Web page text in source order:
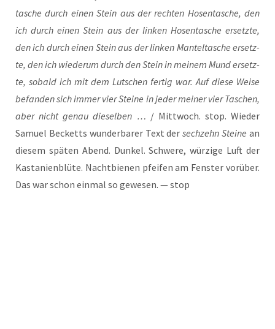
ta­sche durch einen Stein aus der rech­ten Hosen­ta­sche, den
ich durch einen Stein aus der lin­ken Hosen­ta­sche ersetz­te,
den ich durch einen Stein aus der lin­ken Man­tel­ta­sche ersetz­
te, den ich wie­der­um durch den Stein in mei­nem Mund ersetz­
te, sobald ich mit dem Lut­schen fer­tig war. Auf die­se Wei­se
befan­den sich immer vier Stei­ne in jeder mei­ner vier Taschen,
aber nicht genau die­sel­ben … / Mitt­woch. stop. Wie­der
Samu­el Becketts wun­der­ba­rer Text dersech­zehn Stei­ne an
die­sem spä­ten Abend. Dun­kel. Schwe­re, wür­zi­ge Luft der
Kas­ta­ni­en­blü­te. Nacht­bie­nen pfei­fen am Fens­ter vor­über.
Das war schon ein­mal so gewe­sen. — stop